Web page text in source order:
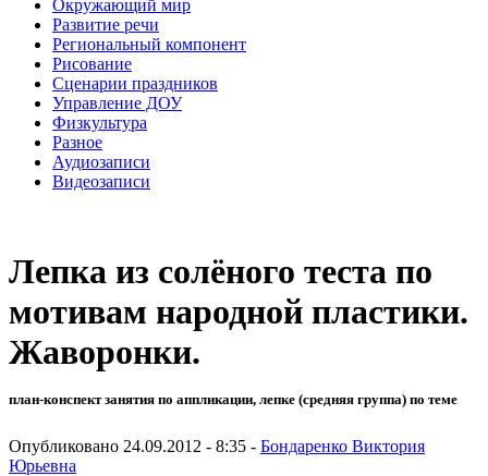
Окружающий мир
Развитие речи
Региональный компонент
Рисование
Сценарии праздников
Управление ДОУ
Физкультура
Разное
Аудиозаписи
Видеозаписи
Лепка из солёного теста по
мотивам народной пластики.
Жаворонки.
план-конспект занятия по аппликации, лепке (средняя группа) по теме
Опубликовано 24.09.2012 - 8:35 - Бондаренко Виктория
Юрьевна